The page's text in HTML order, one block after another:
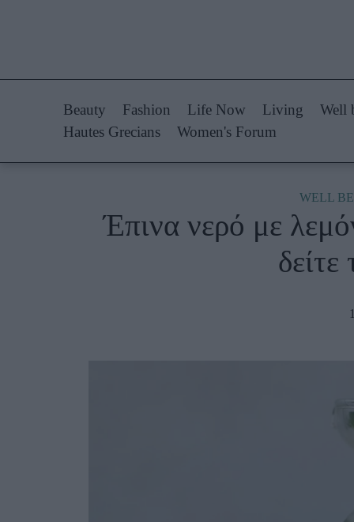
Styling Tips
Fashion News
Woman Power
Success
Beauty Fashion Life Now Living Well
Hautes Grecians
Women's Forum
WELL
Έπινα νερό με